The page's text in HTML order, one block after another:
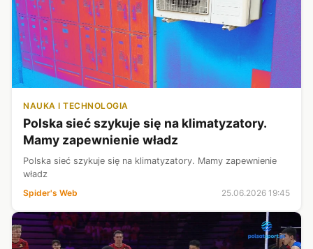
NAUKA I TECHNOLOGIA
Polska sieć szykuje się na klimatyzatory.
Mamy zapewnienie władz
Polska sieć szykuje się na klimatyzatory. Mamy zapewnienie
władz
Spider's Web
25.06.2026 19:45